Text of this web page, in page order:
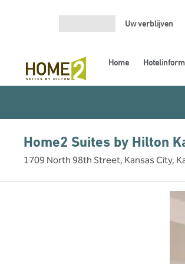
Uw verblijven
Home
Home2 Suites by Hilton
1709 North 98th Street, Kansas City,